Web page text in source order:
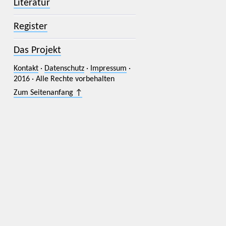
Literatur
Register
Das Projekt
Kontakt· Datenschutz· Impressum ·
2016 · Alle Rechte vorbehalten
Zum Seitenanfang ↑